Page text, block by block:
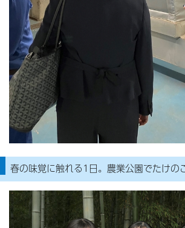
春の味覚に触れる1日。農業公園でたけの